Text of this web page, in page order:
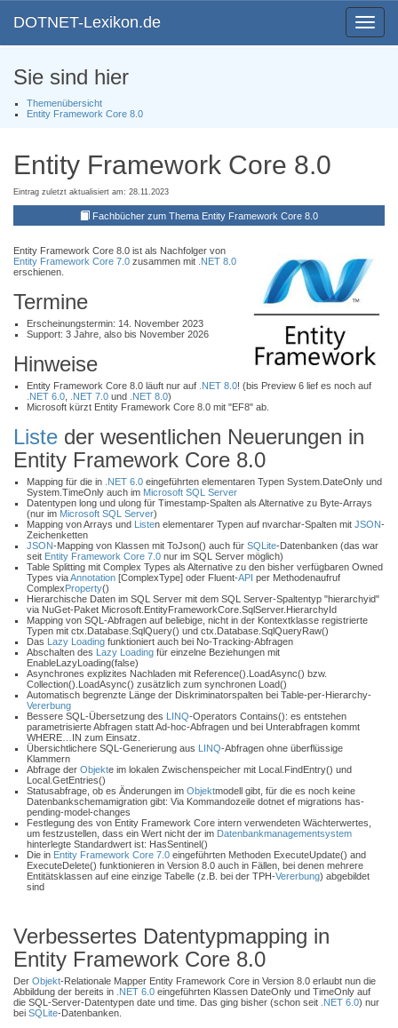
Toggle
DOTNET-Lexikon.de
Sie sind hier
Themenübersicht
Entity Framework Core 8.0
Entity Framework Core 8.0
Eintrag zuletzt aktualisiert am: 28.11.2023
Fachbücher zum Thema Entity Framework Core 8.0
Entity Framework Core 8.0 ist als Nachfolger von
Entity Framework Core 7.0 zusammen mit .NET 8.0
erschienen.
Termine
Erscheinungstermin: 14. November 2023
Support: 3 Jahre, also bis November 2026
Hinweise
Entity Framework Core 8.0 läuft nur auf .NET 8.0! (bis Preview 6 lief es noch auf
.NET 6.0
.NET 7.0 und .NET 8.0)
Microsoft kürzt Entity Framework Core 8.0 mit "EF8" ab.
Liste der wesentlichen Neuerungen in
Entity Framework Core 8.0
Mapping für die in .NET 6.0 eingeführten elementaren Typen System.DateOnly und
System.TimeOnly auch im Microsoft SQL Server
Datentypen long und ulong für Timestamp-Spalten als Alternative zu Byte-Arrays
(nur im Microsoft SQL Server)
Mapping von Arrays und Listen elementarer Typen auf nvarchar-Spalten mit JSON-
Zeichenketten
JSON-Mapping von Klassen mit ToJson() auch für SQLite-Datenbanken (das war
seit Entity Framework Core 7.0 nur im SQL Server möglich)
Table Splitting mit Complex Types als Alternative zu den bisher verfügbaren Owned
Types viaAnnotation [ComplexType] oder Fluent-API per Methodenaufruf
ComplexProperty()
Hierarchische Daten im SQL Server mit dem SQL Server-Spaltentyp "hierarchyid"
via NuGet-Paket Microsoft.EntityFrameworkCore.SqlServer.HierarchyId
Mapping von SQL-Abfragen auf beliebige, nicht in der Kontextklasse registrierte
Typen mit ctx.Database.SqlQuery() und ctx.Database.SqlQueryRaw()
Das Lazy Loading funktioniert auch bei No-Tracking-Abfragen
Abschalten des Lazy Loading für einzelne Beziehungen mit
EnableLazyLoading(false)
Asynchrones explizites Nachladen mit Reference().LoadAsync() bzw.
Collection().LoadAsync() zusätzlich zum synchronen Load()
Automatisch begrenzte Länge der Diskriminatorspalten bei Table-per-Hierarchy-
Vererbung
Bessere SQL-Übersetzung des LINQ-Operators Contains(): es entstehen
parametrisierte Abfragen statt Ad-hoc-Abfragen und bei Unterabfragen kommt
WHERE…IN zum Einsatz.
Übersichtlichere SQL-Generierung aus LINQ-Abfragen ohne überflüssige
Klammern
Abfrage der Objekte im lokalen Zwischenspeicher mit Local.FindEntry() und
Local.GetEntries()
Statusabfrage, ob es Änderungen im Objektmodell gibt, für die es noch keine
Datenbankschemamigration gibt: Via Kommandozeile dotnet ef migrations has-
pending-model-changes
Festlegung des von Entity Framework Core intern verwendeten Wächterwertes,
um festzustellen, dass ein Wert nicht der im Datenbankmanagementsystem
hinterlegte Standardwert ist: HasSentinel()
Die in Entity Framework Core 7.0 eingeführten Methoden ExecuteUpdate() and
ExecuteDelete() funktionieren in Version 8.0 auch in Fällen, bei denen mehrere
Entitätsklassen auf eine einzige Tabelle (z.B. bei der TPH-Vererbung) abgebildet
sind
Verbessertes Datentypmapping in
Entity Framework Core 8.0
Der Objekt-Relationale Mapper Entity Framework Core in Version 8.0 erlaubt nun die
Abbildung der bereits in .NET 6.0 eingeführten Klassen DateOnly und TimeOnly auf
die SQL-Server-Datentypen date und time. Das ging bisher (schon seit .NET 6.0) nur
bei SQLite-Datenbanken.